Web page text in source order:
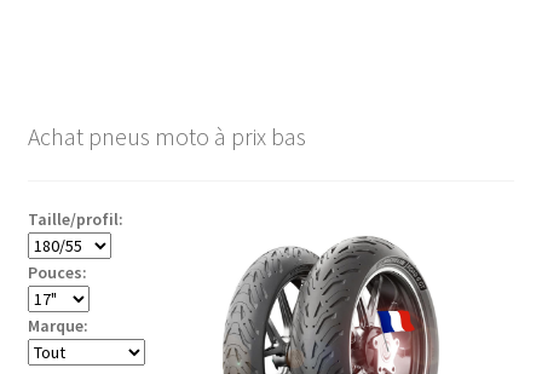
Achat pneus moto à prix bas
Taille/profil:
Pouces:
Marque: